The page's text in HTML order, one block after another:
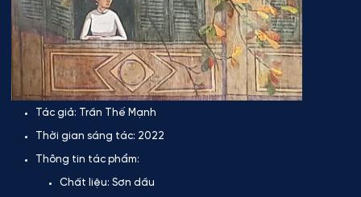
Tác giả: Trần Thế Mạnh
Thời gian sáng tác: 2022
Thông tin tác phẩm:
Chất liệu: Sơn dầu